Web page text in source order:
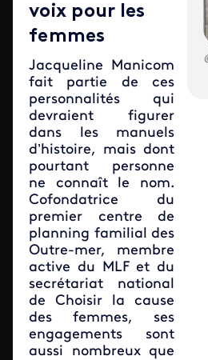
voix pour les
femmes
Jacqueline Manicom
fait partie de ces
personnalités qui
devraient figurer
dans les manuels
d’histoire, mais dont
pourtant personne
ne connaît le nom.
Cofondatrice du
premier centre de
planning familial des
Outre-mer, membre
active du MLF et du
secrétariat national
de Choisir la cause
des femmes, ses
engagements sont
aussi nombreux que